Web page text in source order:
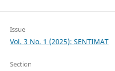
Issue
Vol. 3 No. 1 (2025): SENTIMAT
Section